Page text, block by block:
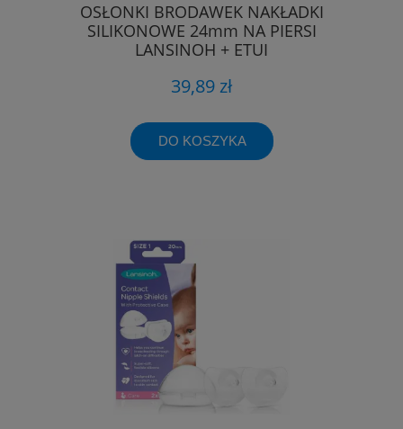
OSŁONKI BRODAWEK NAKŁADKI
SILIKONOWE 24mm NA PIERSI
LANSINOH + ETUI
39,89 zł
DO KOSZYKA